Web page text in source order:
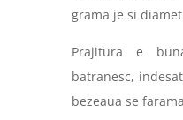
grama je si
Prajitura e b
batranesc, indesat
bezeaua se